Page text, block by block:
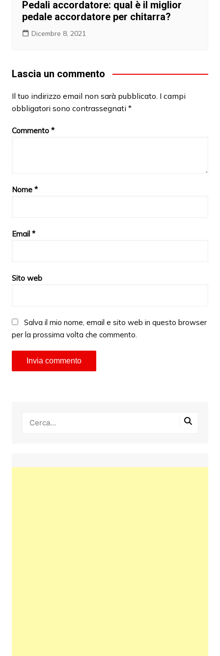
Pedali accordatore: qual è il miglior
pedale accordatore per chitarra?
Dicembre 8, 2021
Lascia un commento
Il tuo indirizzo email non sarà pubblicato. I campi
obbligatori sono contrassegnati *
Commento *
Nome *
Email *
Sito web
Salva il mio nome, email e sito web in questo browser
per la prossima volta che commento.